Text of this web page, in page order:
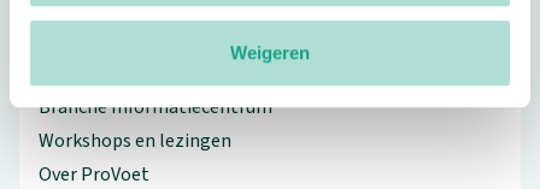
Weigeren
Branche Informatiecentrum
Workshops en lezingen
Over ProVoet